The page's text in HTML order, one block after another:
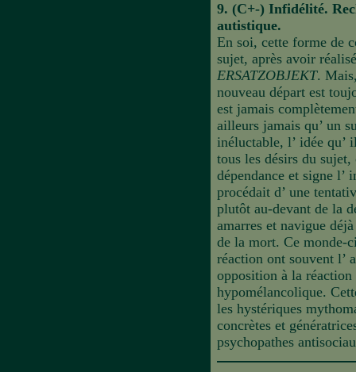
9. (C+-) Infidélité.
autistique.
En soi, cette forme de
sujet, après avoir
ERSATZOBJEKT.
nouveau départ est
est jamais
ailleurs jamais qu’ un
inéluctable, l’ idée qu’
tous les désirs du
dépendance et signe
procédait d’ une
plutôt au-devant de la
amarres et navigue
de la mort. Ce monde-
réaction ont souvent l’
opposition à la
hypomélancolique.
les hystériques
concrètes et
psychopathes